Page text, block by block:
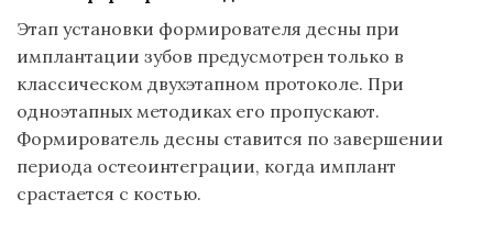
Этап установки формирователя десны при
имплантации зубов предусмотрен только в
классическом двухэтапном протоколе. При
одноэтапных методиках его пропускают.
Формирователь десны ставится по завершении
периода остеоинтеграции, когда имплант
срастается с костью.